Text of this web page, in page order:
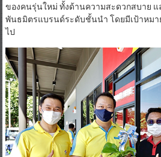
ของคนรุ่นใหม่ ทั้งด้านความสะดวกสบาย
พันธมิตรแบรนด์ระดับชั้นนำ โดยมีเป้าหม
ไป